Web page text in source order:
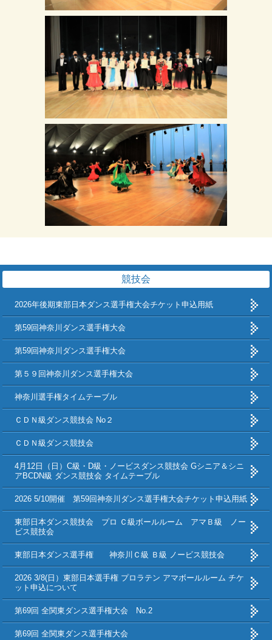
競技会
2026年後期東部日本ダンス選手権大会チケット申込用紙
第59回神奈川ダンス選手権大会
第59回神奈川ダンス選手権大会
第５９回神奈川ダンス選手権大会
神奈川選手権タイムテーブル
ＣＤＮ級ダンス競技会 No２
ＣＤＮ級ダンス競技会
4月12日（日）C級・D級・ノービスダンス競技会 Gシニア＆シニ
アBCDN級 ダンス競技会 タイムテーブル
2026 5/10開催 第59回神奈川ダンス選手権大会チケット申込用紙
東部日本ダンス競技会 プロ Ｃ級ボールルーム アマＢ級 ノー
ビス競技会
東部日本ダンス選手権 神奈川Ｃ級 Ｂ級 ノービス競技会
2026 3/8(日）東部日本選手権 プロラテン アマボールルーム チケ
ット申込について
第69回 全関東ダンス選手権大会 No.2
第69回 全関東ダンス選手権大会